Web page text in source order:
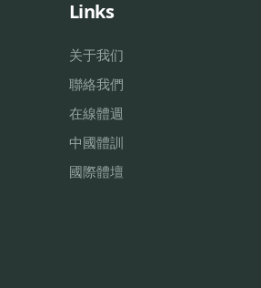
Links
关于我们
聯絡我們
在線體週
中國體訓
國際體壇